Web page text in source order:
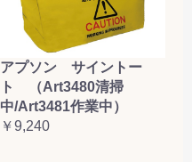
アプソン サイントー
ト （Art3480清掃
中/Art3481作業中）
￥9,240